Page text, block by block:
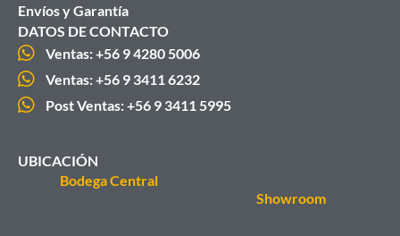
Envíos y Garantía
DATOS DE CONTACTO
Ventas: +56 9 4280 5006
Ventas: +56 9 3411 6232
Post Ventas: +56 9 3411 5995
UBICACIÓN
Bodega Central
Showroom